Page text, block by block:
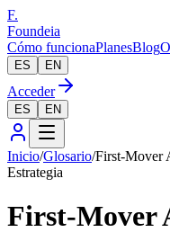
F.
Foundeia
Cómo funcionaPlanesBlog
ES EN
Acceder
ES EN
Inicio/Glosario/First-Mover
Estrategia
First-Mover